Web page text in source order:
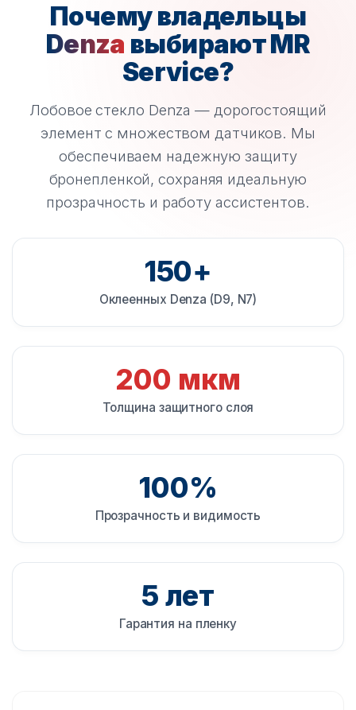
Почему владельцы
Denza выбирают MR
Service?
Лобовое стекло Denza — дорогостоящий
элемент с множеством датчиков. Мы
обеспечиваем надежную защиту
бронепленкой, сохраняя идеальную
прозрачность и работу ассистентов.
150+
Оклеенных Denza (D9, N7)
200 мкм
Толщина защитного слоя
100%
Прозрачность и видимость
5 лет
Гарантия на пленку